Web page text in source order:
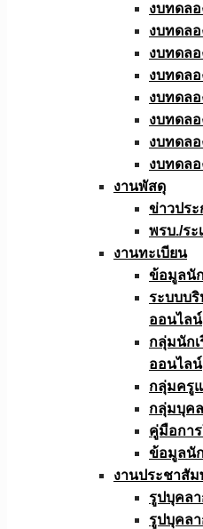
งบทดล
งบทดล
งบทดล
งบทดล
งบทดล
งบทดลอ
งบทดล
งบทดล
งานพัสดุ
ข่าวประ
พรบ./ระ
งานทะเบียน
ข้อมูลนั
ระบบบ
ออนไลน์
กลุ่มนัก
ออนไลน์
กลุ่มครู
กลุ่มบุค
คู่มือกา
ข้อมูลนั
งานประชาสั
รูปบุคล
รูปบุคล